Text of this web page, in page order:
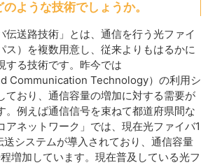
ような技術でしょうか。
伝送路技術」とは、通信を行う光ファイ
ス）を複数用意し、従来よりもはるかに
する技術です。昨今では
Communication Technology）の利用シ
ており、通信容量の増加に対する需要が
。例えば通信信号を束ねて都道府県間な
アネットワーク」では、現在光ファイバ1
システムが導入されており、通信容量
増加しています。現在普及している光フ